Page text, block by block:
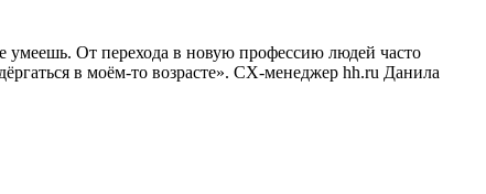
умеешь. От перехода в новую профессию людей часто
в моём-то возрасте». CX-менеджер hh.ru Данила